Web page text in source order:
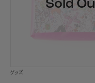
グッズ